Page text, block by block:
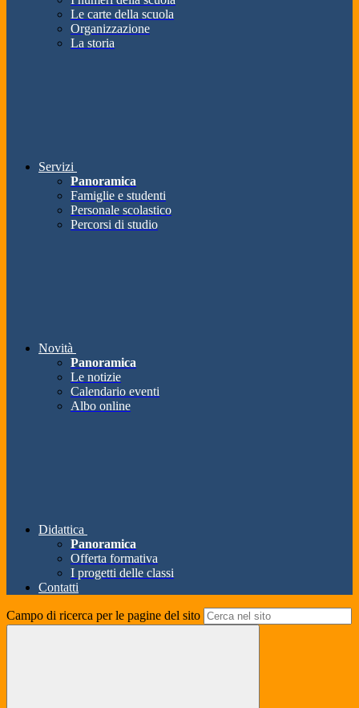
Le carte della scuola
Organizzazione
La storia
Servizi
Panoramica
Famiglie e studenti
Personale scolastico
Percorsi di studio
Novità
Panoramica
Le notizie
Calendario eventi
Albo online
Didattica
Panoramica
Offerta formativa
I progetti delle classi
Contatti
Campo di ricerca per le pagine del sito